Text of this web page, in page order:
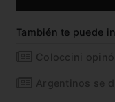
También te puede
Coloccini
Argentinos se